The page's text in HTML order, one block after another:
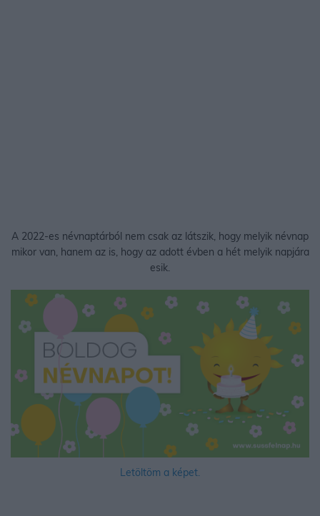
A 2022-es névnaptárból nem csak az látszik, hogy melyik névnap
mikor van, hanem az is, hogy az adott évben a hét melyik napjára
esik.
Letöltöm a képet.